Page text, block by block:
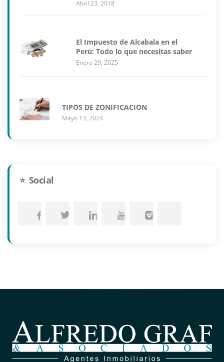
Abril 23, 2018
El Impuesto de Alcabala en el
Perú: Todo lo que necesitas saber
Enero 29, 2025
TIPOS DE ZONIFICACION
Mayo 13, 2024
Social